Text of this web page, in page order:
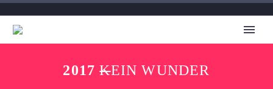
2017KEIN WUNDER